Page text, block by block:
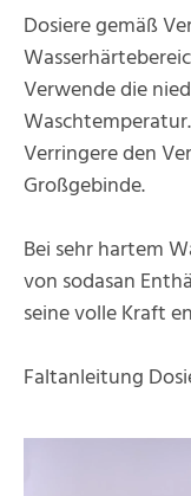
Dosiere gemäß
Verwende die
Waschtemperatur.
Verringere den
Großgebinde.
Bei sehr hartem
von sodasan
seine volle Kraft
Faltanleitung